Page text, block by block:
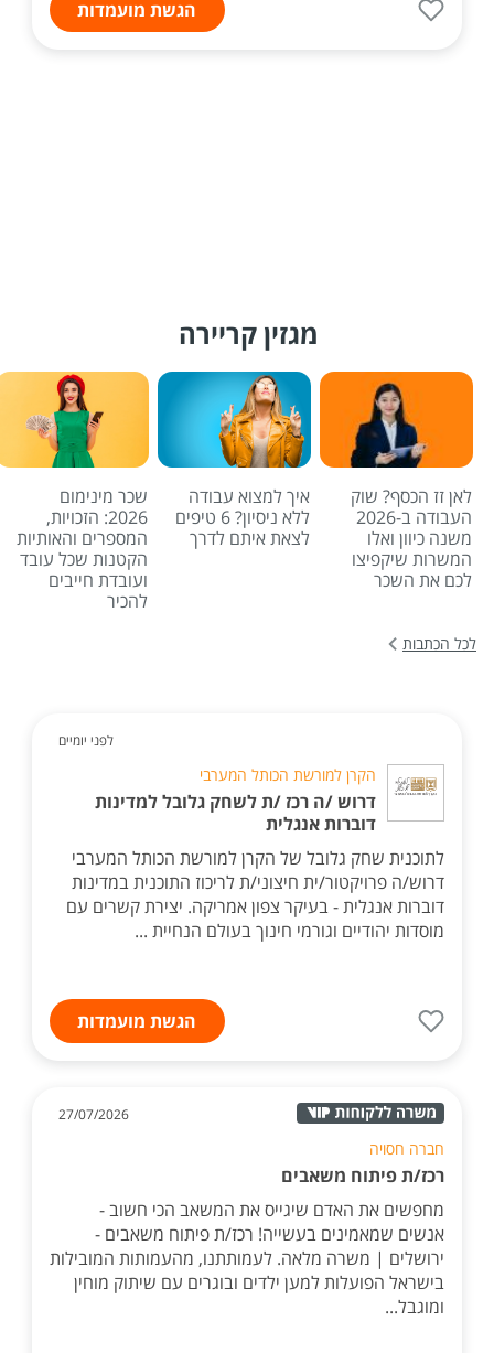
הגשת מועמדות
מגזין קריירה
לאן זז הכסף? שוק
העבודה ב-2026
משנה כיוון ואלו
המשרות שיקפיצו
לכם את השכר
איך למצוא עבודה
ללא ניסיון? 6 טיפים
לצאת איתם לדרך
שכר מינימום
2026: הזכויות,
המספרים והאותיות
הקטנות שכל עובד
ועובדת חייבים
להכיר
לכל הכתבות
לפני יומיים
הקרן למורשת הכותל המערבי
דרוש /ה רכז /ת לשחק גלובל למדינות
דוברות אנגלית
לתוכנית שחק גלובל של הקרן למורשת הכותל המערבי
דרוש/ה פרויקטור/ית חיצוני/ת לריכוז התוכנית במדינות
דוברות אנגלית - בעיקר צפון אמריקה. יצירת קשרים עם
מוסדות יהודיים וגורמי חינוך בעולם הנחיית ...
הגשת מועמדות
27/07/2026
חברה חסויה
רכז/ת פיתוח משאבים
מחפשים את האדם שיגייס את המשאב הכי חשוב -
אנשים שמאמינים בעשייה! רכז/ת פיתוח משאבים -
ירושלים | משרה מלאה. לעמותתנו, מהעמותות המובילות
בישראל הפועלות למען ילדים ובוגרים עם שיתוק מוחין
ומוגבל...